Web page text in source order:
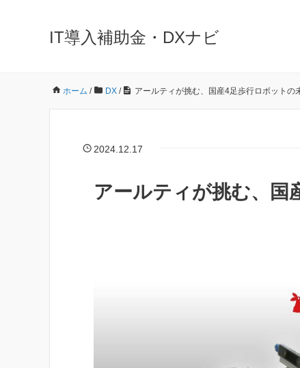
IT導入補助金・DXナビ
ホーム / DX / アールティが挑む、国産4足歩行ロボットの
2024.12.17
アールティが挑む、国